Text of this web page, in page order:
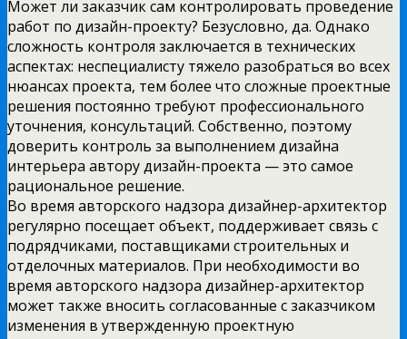
Может ли заказчик сам контролировать проведение
работ по дизайн-проекту? Безусловно, да. Однако
сложность контроля заключается в технических
аспектах: неспециалисту тяжело разобраться во всех
нюансах проекта, тем более что сложные проектные
решения постоянно требуют профессионального
уточнения, консультаций. Собственно, поэтому
доверить контроль за выполнением дизайна
интерьера автору дизайн-проекта — это самое
рациональное решение.
Во время авторского надзора дизайнер-архитектор
регулярно посещает объект, поддерживает связь с
подрядчиками, поставщиками строительных и
отделочных материалов. При необходимости во
время авторского надзора дизайнер-архитектор
может также вносить согласованные с заказчиком
изменения в утвержденную проектную